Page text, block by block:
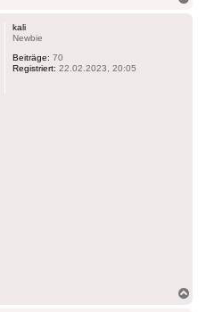
kali
Newbie
Beiträge: 70
Registriert: 22.02.2023, 20:05